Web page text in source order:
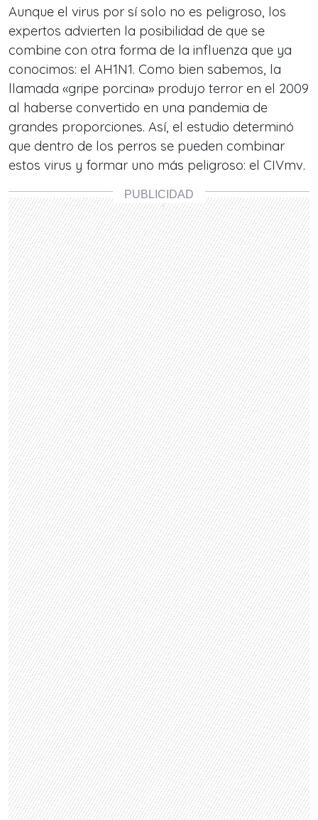
Aunque el virus por sí solo no es peligroso, los
expertos advierten la posibilidad de que se
combine con otra forma de la influenza que ya
conocimos: el AH1N1. Como bien sabemos, la
llamada «gripe porcina» produjo terror en el 2009
al haberse convertido en una pandemia de
grandes proporciones. Así, el estudio determinó
que dentro de los perros se pueden combinar
estos virus y formar uno más peligroso: el CIVmv.